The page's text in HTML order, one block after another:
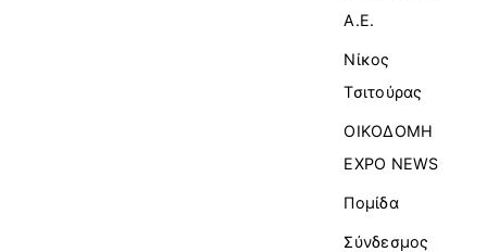
Α.Ε.
Νίκος
Τσιτούρας
ΟΙΚΟΔΟΜΗ
EXPO NEWS
Πομίδα
Σύνδεσμος